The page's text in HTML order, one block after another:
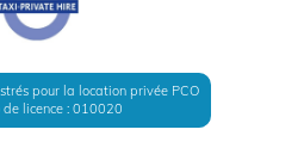
pour la location privée PCO
de licence : 010020